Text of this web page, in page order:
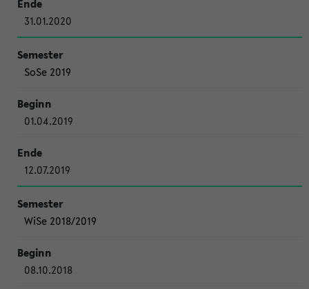
31.01.2020
SoSe 2019
01.04.2019
12.07.2019
WiSe 2018/2019
08.10.2018